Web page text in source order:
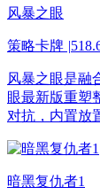
风暴之眼
策略卡牌 |
风暴之眼是融
眼最新版重塑
对抗，内置放
暗黑复仇者1